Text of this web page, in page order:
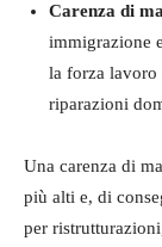
Carenza di
immigrazione
la forza lavoro
riparazioni
Una carenza di
più alti e, di
per